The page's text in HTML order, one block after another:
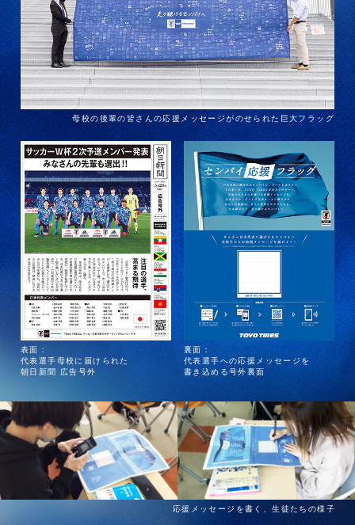
母校の後輩の皆さんの応援メッセージがのせられた巨大フラッグ
表面：
代表選手母校に届けられた
朝日新聞 広告号外
裏面：
代表選手への応援メッセージを
書き込める号外裏面
応援メッセージを書く、生徒たちの様子